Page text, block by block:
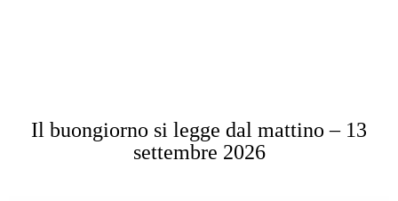
Il buongiorno si legge dal mattino – 13
settembre 2026